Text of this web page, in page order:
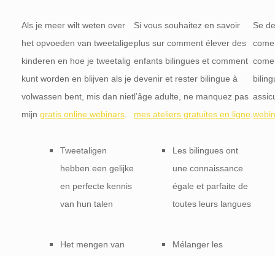
Als je meer wilt weten over
het opvoeden van tweetalige
kinderen en hoe je tweetalig
kunt worden en blijven als je
volwassen bent, mis dan niet
mijn gratis online webinars
Si vous souhaitez en savoir
plus sur comment élever des
enfants bilingues et comment
devenir et rester bilingue à
l’âge adulte, ne manquez pas
mes ateliers gratuites en ligne
Se
Tweetaligen
hebben een gelijke
en perfecte kennis
van hun talen
Les bilingues ont
une connaissance
égale et parfaite de
toutes leurs langues
Het mengen van
Mélanger les